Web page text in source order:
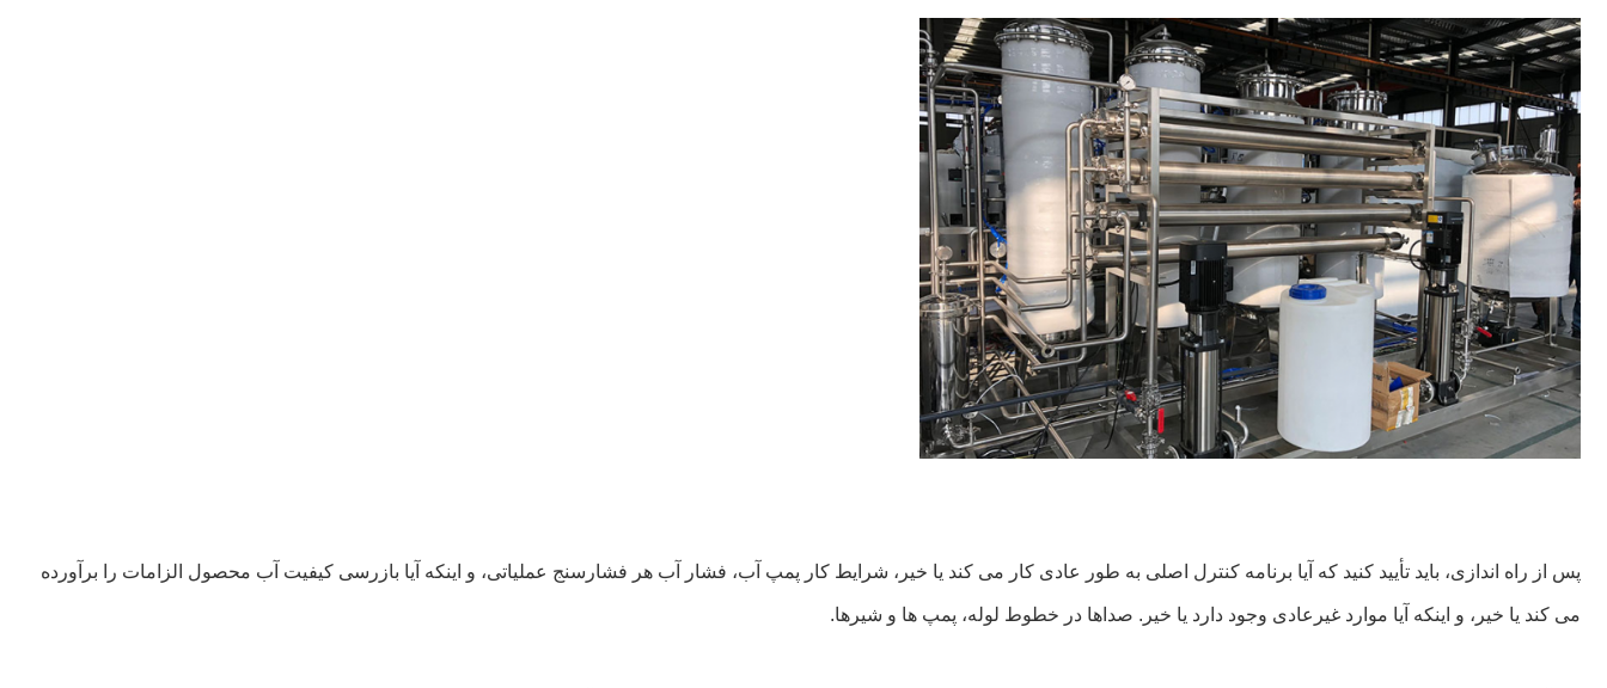
پس از راه اندازی، باید تأیید کنید که آیا برنامه کنترل اصلی به طور عادی کار می کند یا خیر، شرایط کار پمپ آب، فشار آب هر فشارسنج عملیاتی، و اینکه آیا بازرسی کیفیت آب محصول الزامات را برآورده
می کند یا خیر، و اینکه آیا موارد غیرعادی وجود دارد یا خیر. صداها در خطوط لوله، پمپ ها و شیرها.